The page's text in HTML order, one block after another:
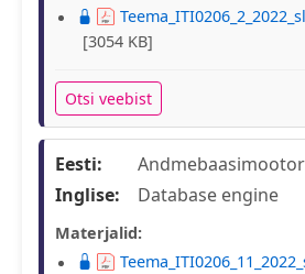
[3054 KB]
Otsi veebist
Eesti:
Andmebaasimootor
Inglise:
Database engine
Materjalid: